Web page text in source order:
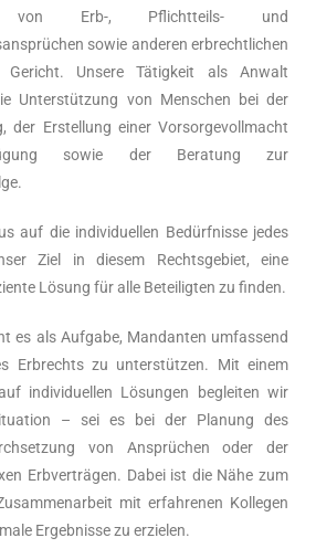
von Erb-, Pflichtteils- und
sowie anderen erbrechtlichen
Gericht. Unsere Tätigkeit als Anwalt
Unterstützung von Menschen bei der
der Erstellung einer Vorsorgevollmacht
sowie der Beratung zur
auf die individuellen Bedürfnisse jedes
Ziel in diesem Rechtsgebiet, eine
Lösung für alle Beteiligten zu finden.
es als Aufgabe, Mandanten umfassend
Erbrechts zu unterstützen. Mit einem
individuellen Lösungen begleiten wir
– sei es bei der Planung des
von Ansprüchen oder der
Erbverträgen. Dabei ist die Nähe zum
mit erfahrenen Kollegen
Ergebnisse zu erzielen.